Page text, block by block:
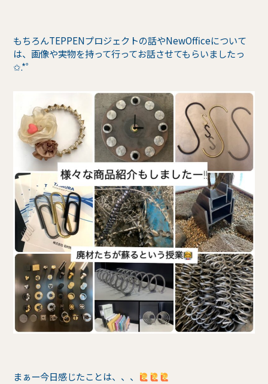
もちろんTEPPENプロジェクトの話やNewOfficeについて
は、画像や実物を持って行ってお話させてもらいましたっ
✩.*˚
まぁー今日感じたことは、、、